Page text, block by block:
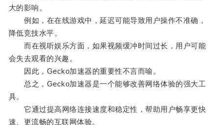
大的影响。
例如，在在线游戏中，延迟可能导致用户操作不准确，
降低竞技水平。
而在视听娱乐方面，如果视频缓冲时间过长，用户可能
会失去观看的兴趣。
因此，Gecko加速器的重要性不言而喻。
总之，Gecko加速器是一个能够改善网络体验的强大工
具。
它通过提高网络连接速度和稳定性，帮助用户畅享更快
速、更流畅的互联网体验。